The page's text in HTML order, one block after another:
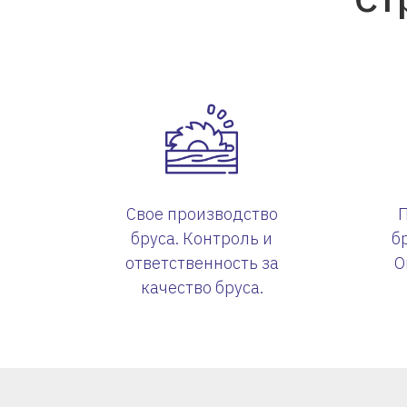
Свое производство
бруса. Контроль и
ответственность за
качество бруса.